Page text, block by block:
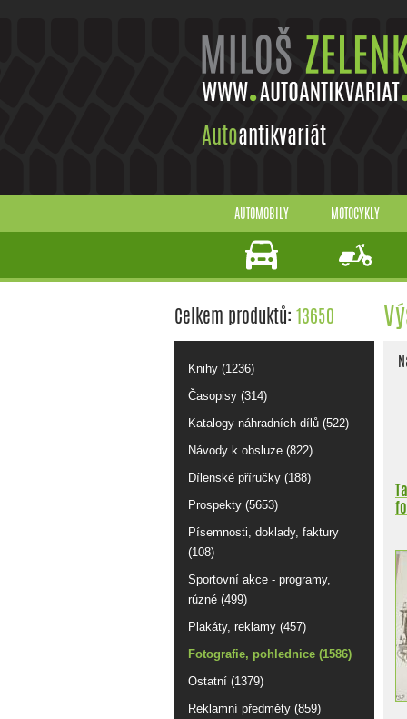
Autoantikvariát
AUTOMOBILY MOTOCYKLY
Celkem produktů: 13650
Knihy (1236)
Časopisy (314)
Katalogy náhradních dílů (522)
Návody k obsluze (822)
Dílenské příručky (188)
Prospekty (5653)
Písemnosti, doklady, faktury
(108)
Sportovní akce - programy,
různé (499)
Plakáty, reklamy (457)
Fotografie, pohlednice (1586)
Ostatní (1379)
Reklamní předměty (859)